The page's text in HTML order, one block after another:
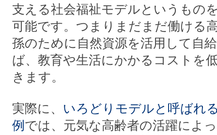
支える社会福祉モデルというもの
可能です。つまりまだまだ働ける
孫のために自然資源を活用して自
ば、教育や生活にかかるコストを
きます。
実際に、 いろどりモデルと呼ばれ
例 では、元気な高齢者の活躍によ